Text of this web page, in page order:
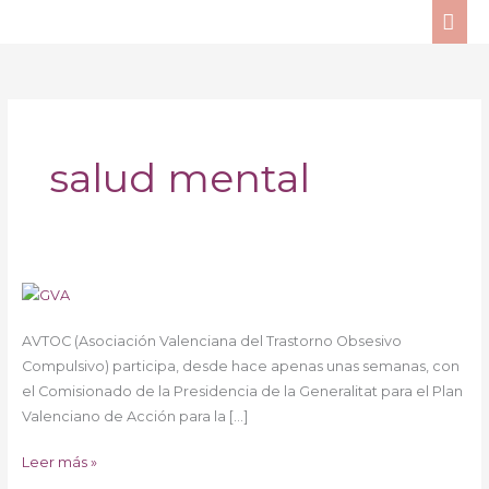
salud mental
AVTOC (Asociación Valenciana del Trastorno Obsesivo
Compulsivo) participa, desde hace apenas unas semanas, con
el Comisionado de la Presidencia de la Generalitat para el Plan
Valenciano de Acción para la […]
Generalitat
y
Salud
Mental
Leer más »